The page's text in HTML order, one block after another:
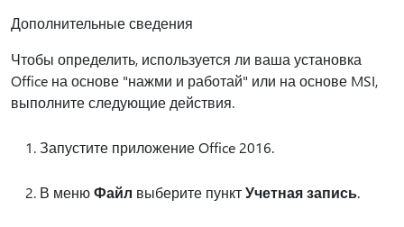
Дополнительные сведения
Чтобы определить, используется ли ваша установка
Office на основе "нажми и работай" или на основе MSI,
выполните следующие действия.
Запустите приложение Office 2016.
В менюФайл выберите пунктУчетная запись.